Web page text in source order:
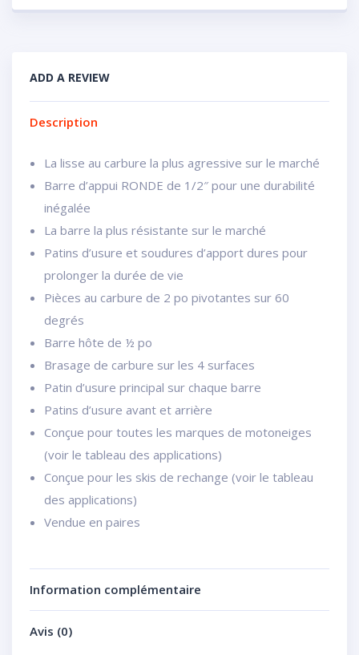
ADD A REVIEW
Description
La lisse au carbure la plus agressive sur le marché
Barre d’appui RONDE de 1/2″ pour une durabilité
inégalée
La barre la plus résistante sur le marché
Patins d’usure et soudures d’apport dures pour
prolonger la durée de vie
Pièces au carbure de 2 po pivotantes sur 60
degrés
Barre hôte de ½ po
Brasage de carbure sur les 4 surfaces
Patin d’usure principal sur chaque barre
Patins d’usure avant et arrière
Conçue pour toutes les marques de motoneiges
(voir le tableau des applications)
Conçue pour les skis de rechange (voir le tableau
des applications)
Vendue en paires
Information complémentaire
Avis (0)